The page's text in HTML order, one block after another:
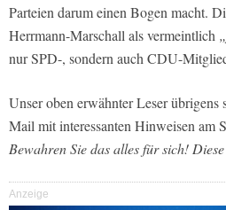
Parteien darum einen Bogen macht.
Herrmann-Marschall als vermeintlich
nur SPD-, sondern auch CDU-
Unser oben erwähnter Leser übrigens
Mail mit interessanten Hinweisen am
Bewahren Sie das alles für sich!
Anzeige